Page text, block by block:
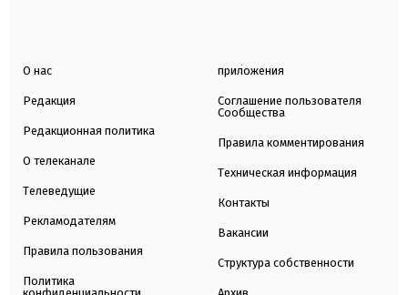
О нас
Редакция
Редакционная политика
О телеканале
Телеведущие
Рекламодателям
Правила пользования
Политика
приложения
Соглашение пользователя
Сообщества
Правила комментирования
Техническая информация
Контакты
Вакансии
Структура собственности